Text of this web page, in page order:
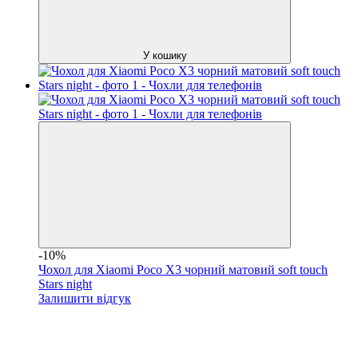
У кошику
-10%
Чохол для Xiaomi Poco X3 чорний матовий soft touch
Stars night
Залишити відгук